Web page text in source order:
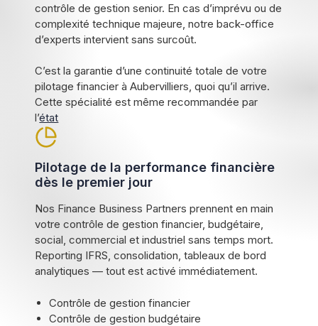
contrôle de gestion senior. En cas d’imprévu ou de
complexité technique majeure, notre back-office
d’experts intervient sans surcoût.
C’est la garantie d’une continuité totale de votre
pilotage financier à Aubervilliers, quoi qu’il arrive.
Cette spécialité est même recommandée par
l’état
Pilotage de la performance financière
dès le premier jour
Nos Finance Business Partners prennent en main
votre contrôle de gestion financier, budgétaire,
social, commercial et industriel sans temps mort.
Reporting IFRS, consolidation, tableaux de bord
analytiques — tout est activé immédiatement.
Contrôle de gestion financier
Contrôle de gestion budgétaire